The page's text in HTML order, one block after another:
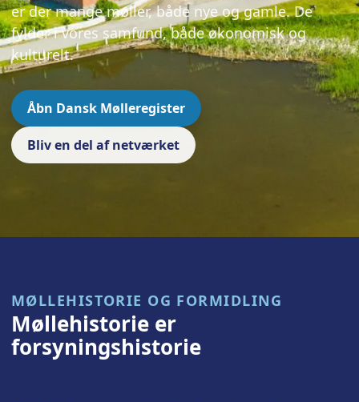
er der mange møller, både nye og gamle. De
fylder i vores samfund, både økonomisk og
kulturelt.
Åbn Dansk Mølleregister
Bliv en del af netværket
MØLLEHISTORIE OG FORMIDLING
Møllehistorie er
forsyningshistorie